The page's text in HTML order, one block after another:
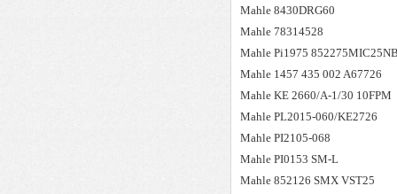
Mahle 8430DRG60
Mahle 78314528
Mahle Pi1975
Mahle 1457 435 002 A67726
Mahle KE 2660/A-1/30 10FPM
Mahle PL2015-060/KE2726
Mahle PI2105-068
Mahle PI0153 SM-L
Mahle 852126 SMX VST25